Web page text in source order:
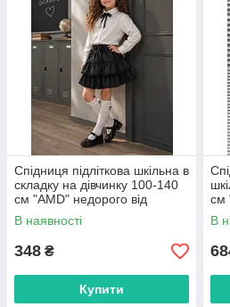
Спідниця підліткова шкільна в
складку на дівчинку 100-140
см "AMD" недорого від
прямого постачальника
В наявності
348 ₴
Купити
см
В